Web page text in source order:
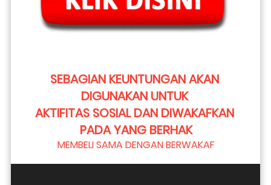
SEBAGIAN KEUNTUNGAN AKAN
DIGUNAKAN UNTUK
AKTIFITAS SOSIAL DAN DIWAKAFKAN
PADA YANG BERHAK
MEMBELI SAMA DENGAN BERWAKAF